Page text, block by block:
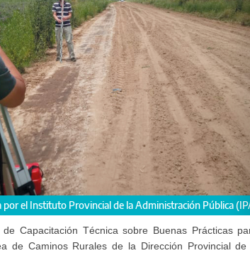
zonas de Arrecifes, Ensenada, Junín, Chivilcoy y
Capacitación Técnica sobre Buenas Prácticas
de Caminos Rurales de la Dirección Provincial de